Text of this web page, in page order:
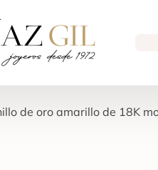
de oro amarillo de 18K